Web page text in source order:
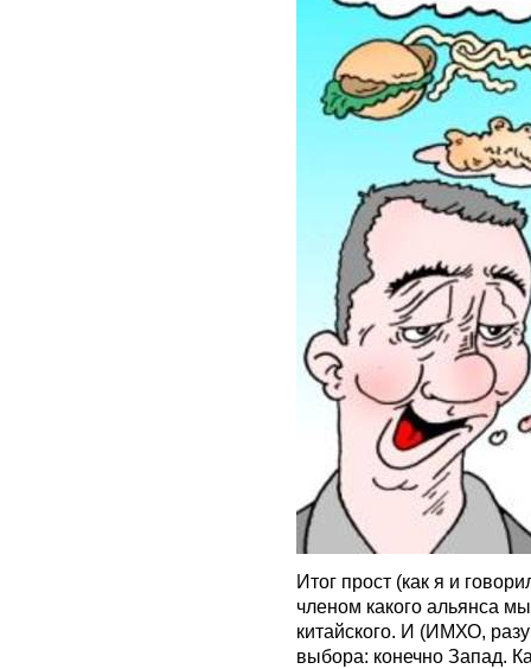
Итог прост (как я и
членом какого альянса
китайского. И (ИМХО,
выбора: конечно Запад.